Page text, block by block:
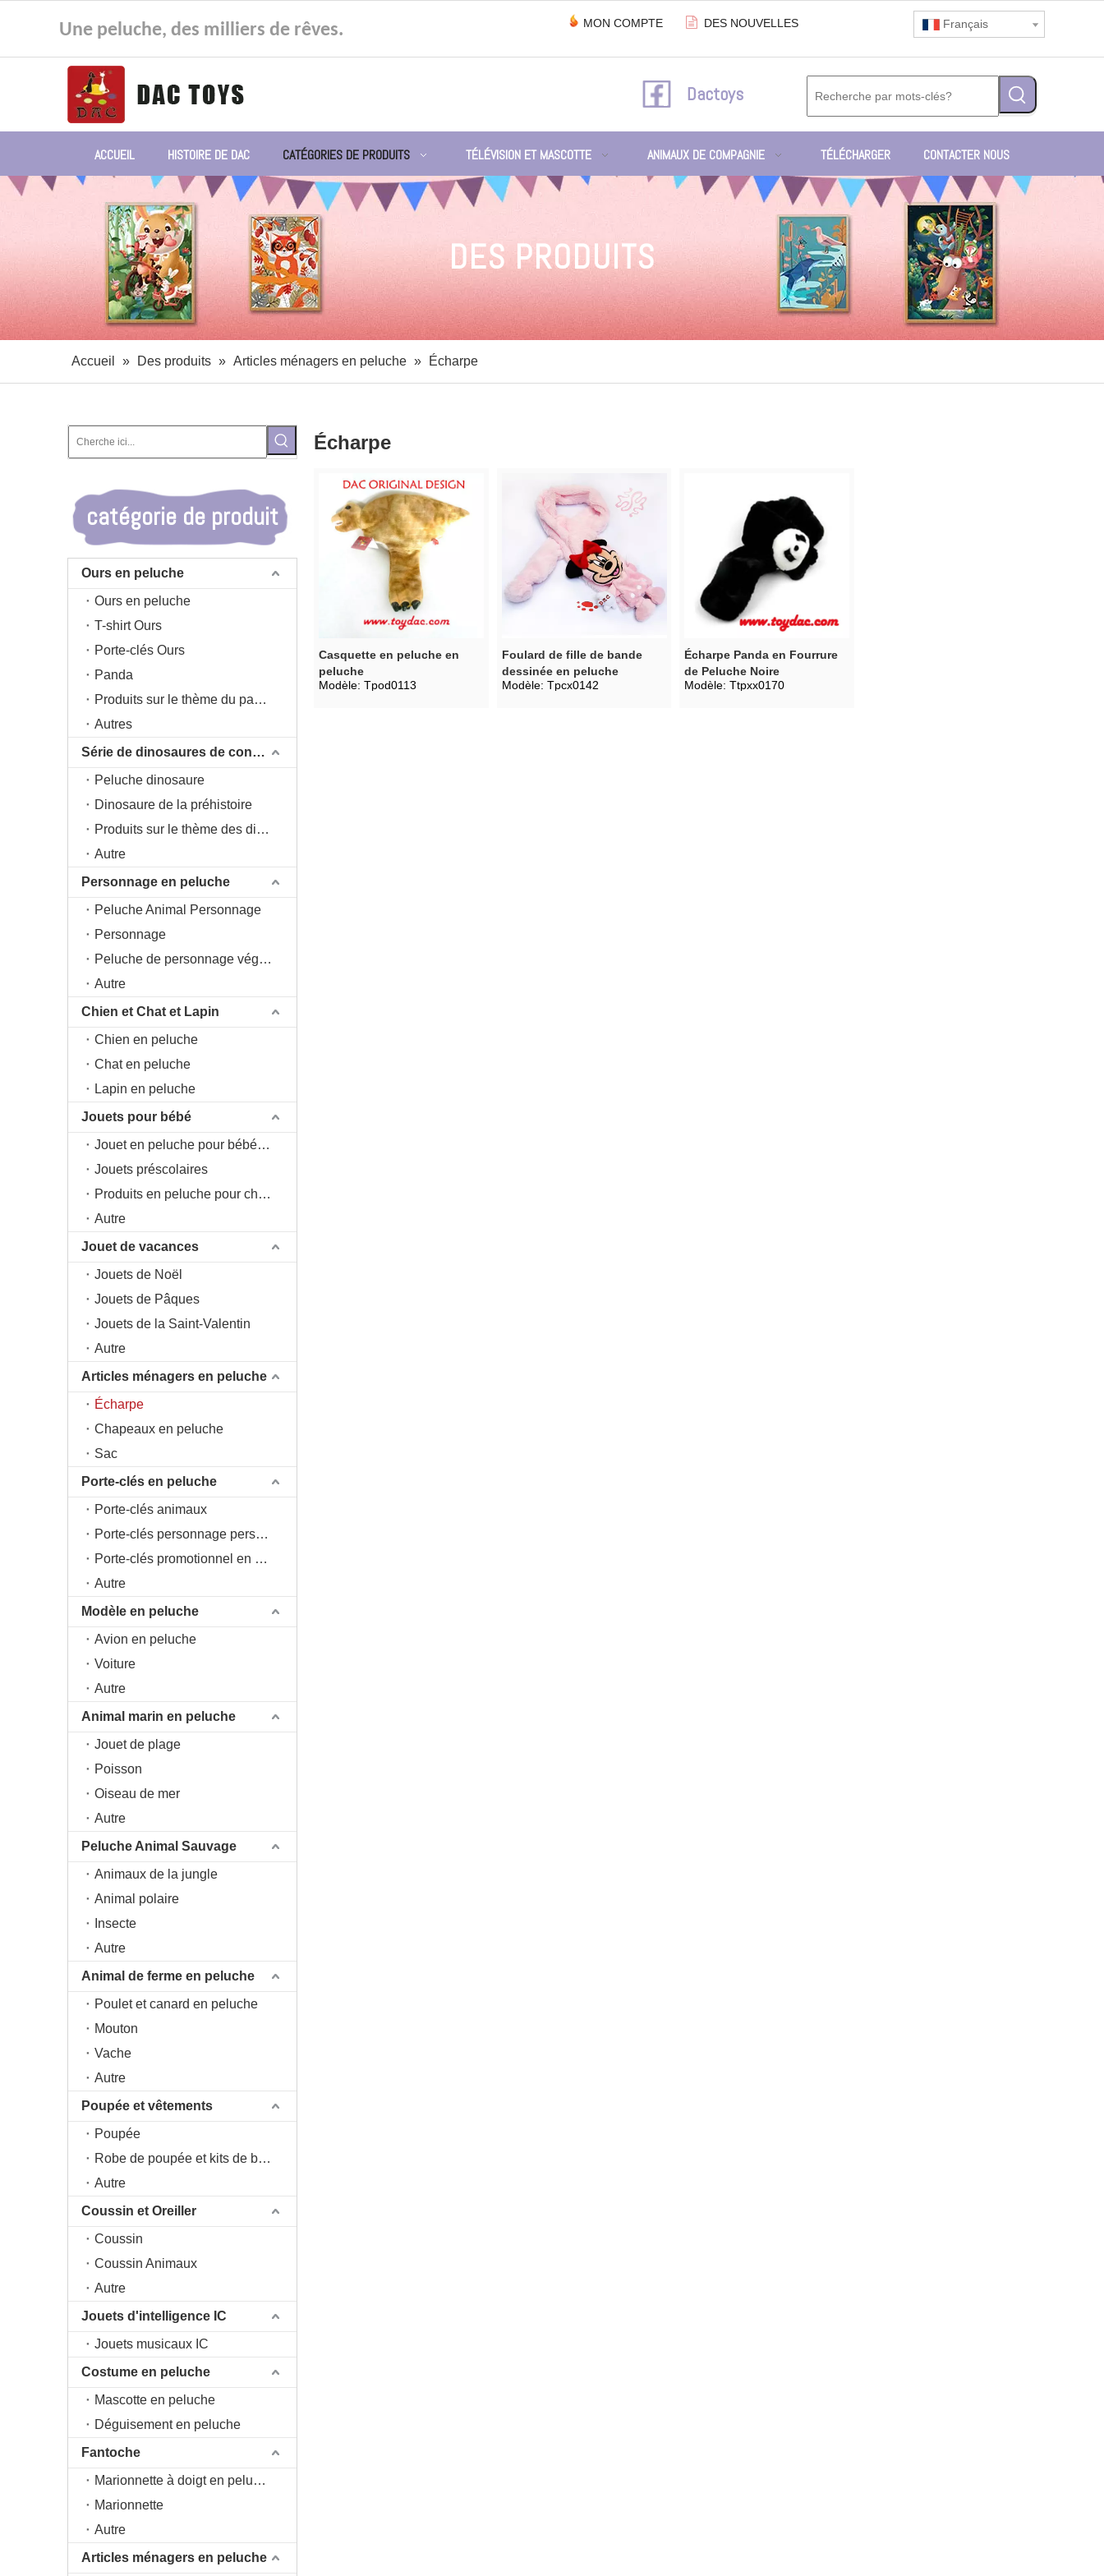
Une peluche, des milliers de rêves. MON COMPTE  DES NOUVELLES Français
Dactoys
ACCUEIL HISTOIRE DE DAC CATÉGORIES DE PRODUITS TÉLÉVISION ET MASCOTTE ANIMAUX DE COMPAGNIE TÉLÉCHARGER CONTACTER NOUS
DES PRODUITS
Accueil » Des produits » Articles ménagers en peluche » Écharpe
catégorie de produit
Ours en peluche
Ours en peluche
T-shirt Ours
Porte-clés Ours
Panda
Produits sur le thème du panda
Autres
Série de dinosaures de conception originale DAC
Peluche dinosaure
Dinosaure de la préhistoire
Produits sur le thème des dinosaures
Autre
Personnage en peluche
Peluche Animal Personnage
Personnage
Peluche de personnage végétal
Autre
Chien et Chat et Lapin
Chien en peluche
Chat en peluche
Lapin en peluche
Jouets pour bébé
Jouet en peluche pour bébé 0+
Jouets préscolaires
Produits en peluche pour chambre d'enfant
Autre
Jouet de vacances
Jouets de Noël
Jouets de Pâques
Jouets de la Saint-Valentin
Autre
Articles ménagers en peluche
Écharpe
Chapeaux en peluche
Sac
Porte-clés en peluche
Porte-clés animaux
Porte-clés personnage personnage
Porte-clés promotionnel en peluche
Autre
Modèle en peluche
Avion en peluche
Voiture
Autre
Animal marin en peluche
Jouet de plage
Poisson
Oiseau de mer
Autre
Peluche Animal Sauvage
Animaux de la jungle
Animal polaire
Insecte
Autre
Animal de ferme en peluche
Poulet et canard en peluche
Mouton
Vache
Autre
Poupée et vêtements
Poupée
Robe de poupée et kits de bricolage
Autre
Coussin et Oreiller
Coussin
Coussin Animaux
Autre
Jouets d'intelligence IC
Jouets musicaux IC
Costume en peluche
Mascotte en peluche
Déguisement en peluche
Fantoche
Marionnette à doigt en peluche
Marionnette
Autre
Articles ménagers en peluche
Écharpe
Casquette en peluche en
peluche
Modèle: Tpod0113
Foulard de fille de bande
dessinée en peluche
Modèle: Tpcx0142
Écharpe Panda en Fourrure
de Peluche Noire
Modèle: Ttpxx0170